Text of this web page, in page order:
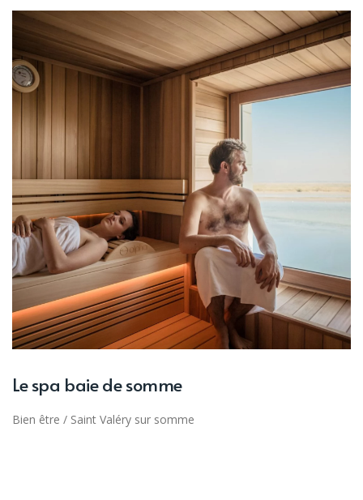
Le spa baie de somme
Bien être / Saint Valéry sur somme